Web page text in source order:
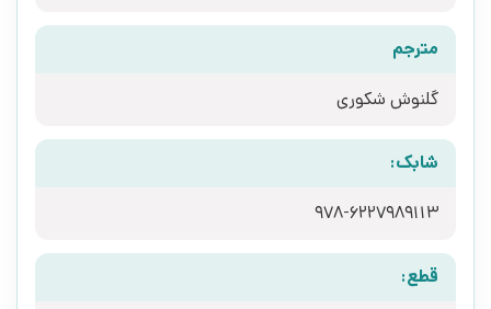
مترجم
گلنوش شکوری
شابک:
978-6227989113
قطع: